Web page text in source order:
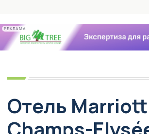
РЕКЛАМА
Отель Marriott